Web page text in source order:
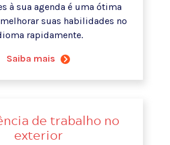
à sua agenda é uma ótima
suas habilidades no
rapidamente.
Saiba mais
de trabalho no
exterior